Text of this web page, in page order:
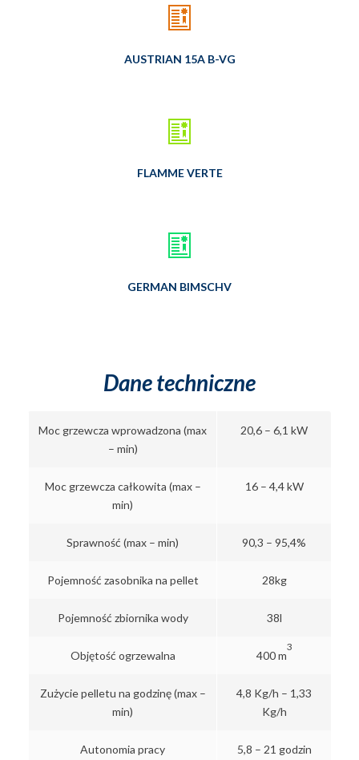
AUSTRIAN 15A B-VG
FLAMME VERTE
GERMAN BIMSCHV
Dane techniczne
Moc grzewcza wprowadzona (max
– min)
20,6 – 6,1 kW
Moc grzewcza całkowita (max –
min)
16 – 4,4 kW
Sprawność (max – min) 90,3 – 95,4%
Pojemność zasobnika na pellet 28kg
Pojemność zbiornika wody 38l
Objętość ogrzewalna 400 m
3
Zużycie pelletu na godzinę (max –
min)
4,8 Kg/h – 1,33
Kg/h
Autonomia pracy 5,8 – 21 godzin